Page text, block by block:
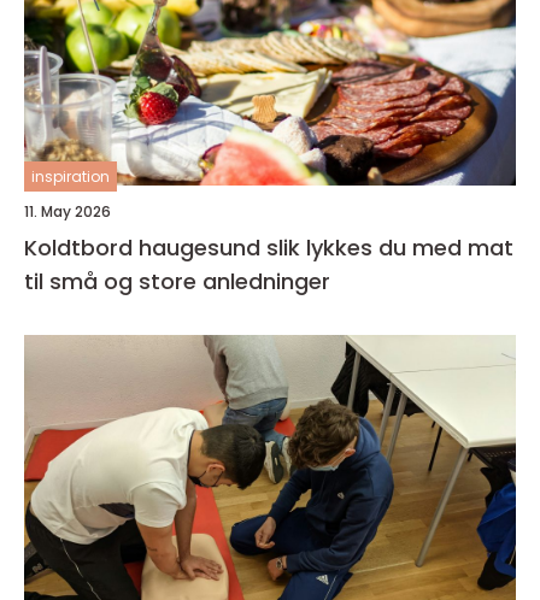
inspiration
11. May 2026
Koldtbord haugesund slik lykkes du med mat
til små og store anledninger